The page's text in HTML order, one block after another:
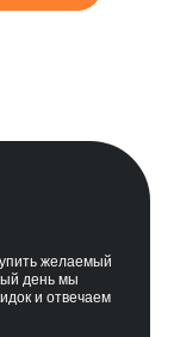
желаемый
день мы
и отвечаем